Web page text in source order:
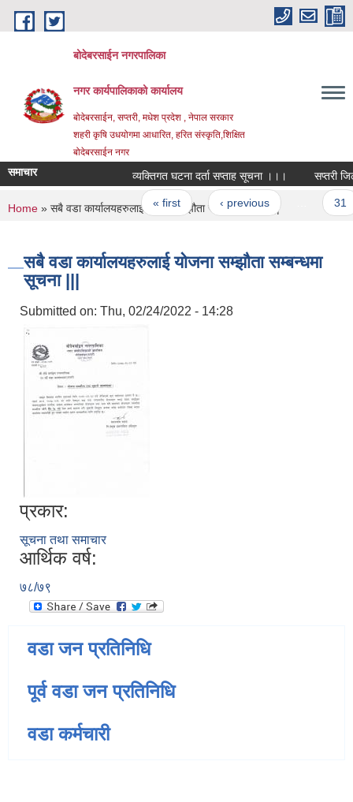
Skip to main content
बोदेबरसाईन नगरपालिका
नगर कार्यपालिकाको कार्यालय
बोदेबरसाईन, सप्तरी, मधेश प्रदेश , नेपाल सरकार
शहरी कृषि उधयोगमा आधारित, हरित संस्कृति,शिक्षित
बोदेबरसाईन नगर
समाचार व्यक्तिगत घटना दर्ता सप्ताह सूचना ।।। सप्तरी
Pages
« first ‹ previous
You are here
Home » सबै वडा कार्यालयहरुलाई योजना सम्झौता सम्बन्धमा सूचना |||
सबै वडा कार्यालयहरुलाई योजना सम्झौता सम्बन्धमा
सूचना |||
Submitted on: Thu, 02/24/2022 - 14:28
प्रकार:
सूचना तथा समाचार
आर्थिक वर्ष:
७८/७९
वडा जन प्रतिनिधि
पूर्व वडा जन प्रतिनिधि
वडा कर्मचारी